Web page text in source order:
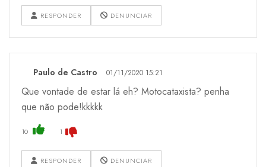
RESPONDER DENUNCIAR
Paulo de Castro 01/11/2020 15:21
Que vontade de estar lá eh? Motocataxista? penha
que não pode!kkkkk
10 1
RESPONDER DENUNCIAR